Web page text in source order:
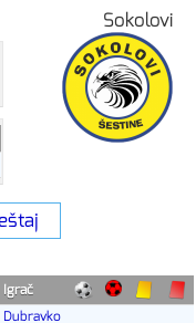
Sokolovi
Igrač
Dubravko